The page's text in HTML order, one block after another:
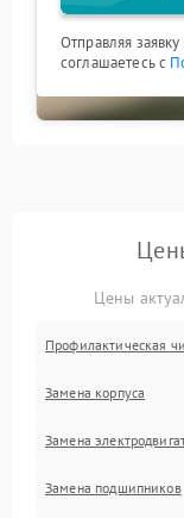
Отправляя
соглашаетесь с
Цены
Профилактическая
Замена корпуса
Замена
Замена подшипников